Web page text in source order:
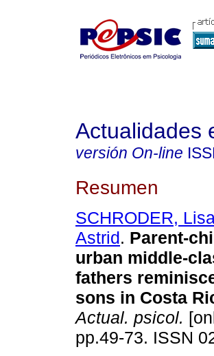
Actualidades
versión On-line
Resumen
SCHRODER,
Astrid. Parent-
urban middle-
fathers
sons in Costa
Actual. psicol.
pp.49-73. ISSN